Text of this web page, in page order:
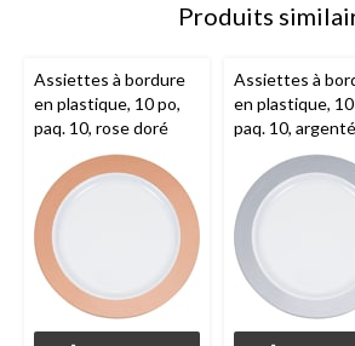
Produits
Assiettes à bordure
en plastique, 10 po,
paq. 10, rose doré
Assiettes à
en plastique,
paq. 10, argenté